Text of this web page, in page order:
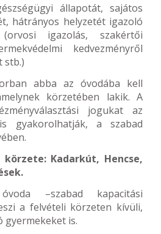
állapotát, sajátos
hátrányos helyzetét igazoló
igazolás, szakértői
kedvezményről
stb.)
abba az óvodába kell
körzetében lakik. A
jogukat az
gyakorolhatják, a szabad
Kadarkút, Hencse,
–szabad kapacitási
a felvételi körzeten kívüli,
gyermekeket is.